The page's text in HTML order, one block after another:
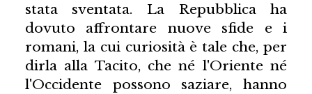
stata sventata. La Repubblica ha
dovuto affrontare nuove sfide e i
romani, la cui curiosità è tale che, per
dirla alla Tacito, che né l'Oriente né
l'Occidente possono saziare, hanno